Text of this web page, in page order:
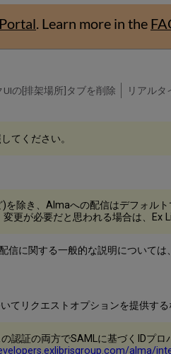
. Learn more in the
UIの[排架場所]タブを削除 リアルタ
てください。
除き、Almaへの配信はデフォル
が必要だと思われる場合は、Ex
に関する一般的な説明については
リクエストオプションを提供する
証の両方でSAMLに基づくIDプ
alma/